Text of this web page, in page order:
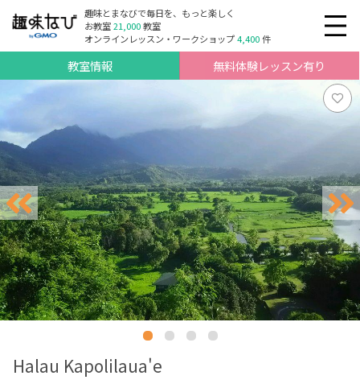
趣味とまなびで毎日を、もっと楽しく
お教室21,000教室
オンラインレッスン・ワークショップ4,400件
教室情報 無料体験レッスン有り
Halau Kapolilaua'e